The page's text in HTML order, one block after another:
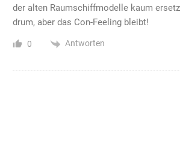
der alten Raumschiffmodelle kaum
drum, aber das Con-Feeling bleibt!
0 Antworten